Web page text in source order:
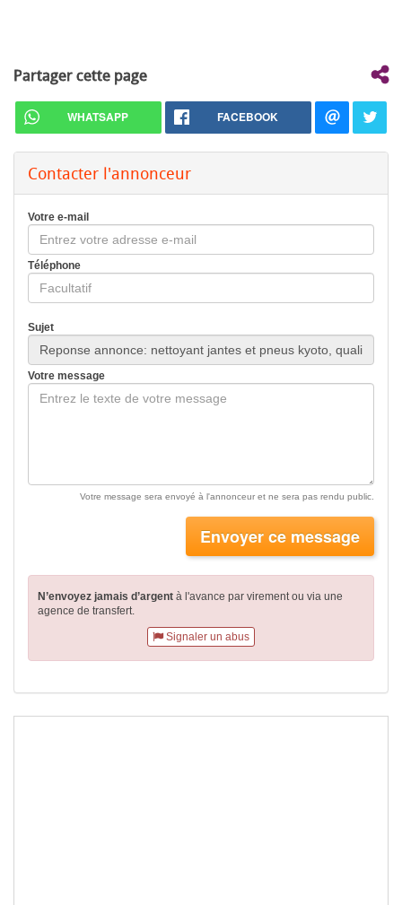
Partager cette page
WHATSAPP FACEBOOK
Contacter l'annonceur
Votre e-mail
Téléphone
Sujet
Votre message
Votre message sera envoyé à l'annonceur et ne sera pas rendu public.
Envoyer ce message
N’envoyez jamais d’argent à l'avance par virementou via une
agence de transfert.
Signaler un abus